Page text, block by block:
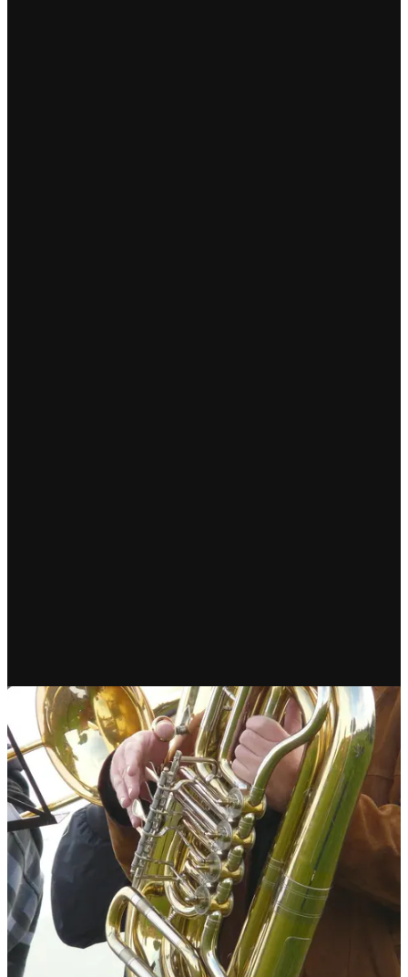
CDMX
Corridos tumbados sin
censuran en CDMX